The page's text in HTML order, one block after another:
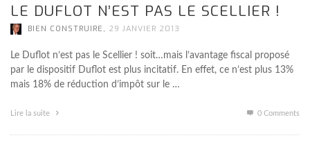
LE DUFLOT N’EST PAS LE SCELLIER !
BIEN CONSTRUIRE , 29 JANVIER 2013
Le Duflot n’est pas le Scellier ! soit…mais l’avantage fiscal proposé
par le dispositif Duflot est plus incitatif. En effet, ce n’est plus 13%
mais 18% de réduction d’impôt sur le …
Lire la suite 0 Comments